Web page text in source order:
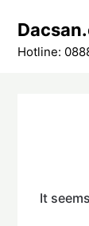
content
Hotline:
It